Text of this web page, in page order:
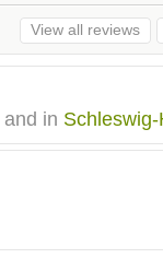
View all reviews
and in